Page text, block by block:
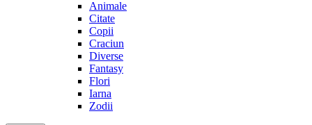
Animale
Citate
Copii
Craciun
Diverse
Fantasy
Flori
Iarna
Zodii